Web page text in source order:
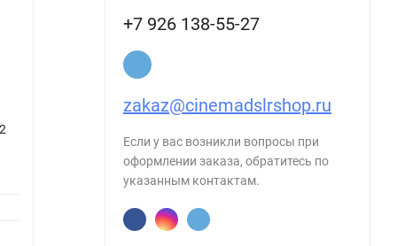
006 Clamp
Вес упаковки: 1 кг
E-IMAGE
+7 926 138-55-27
zakaz@cinemadslrshop.ru
Если у вас возникли вопросы при
оформлении заказа, обратитесь по
указанным контактам.